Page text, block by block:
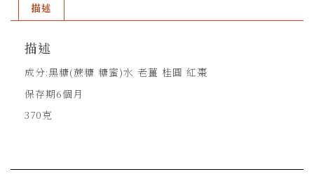
描述
描述
成分:黑糖(蔗糖 糖蜜)水 老薑 桂圓 紅棗
保存期6個月
370克